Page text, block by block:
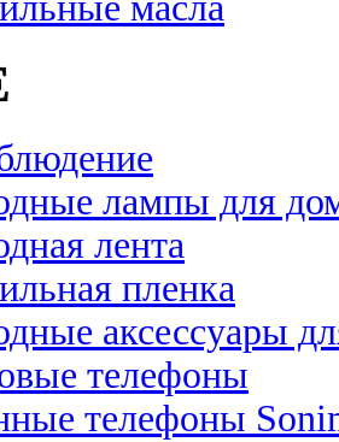
лампы для
лента
пленка
аксессуары
телефоны
телефоны